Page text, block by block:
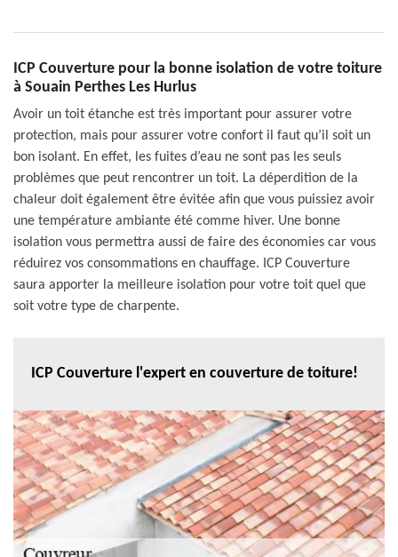
ICP Couverture pour la bonne isolation de votre toiture
à Souain Perthes Les Hurlus
Avoir un toit étanche est très important pour assurer votre
protection, mais pour assurer votre confort il faut qu’il soit un
bon isolant. En effet, les fuites d’eau ne sont pas les seuls
problèmes que peut rencontrer un toit. La déperdition de la
chaleur doit également être évitée afin que vous puissiez avoir
une température ambiante été comme hiver. Une bonne
isolation vous permettra aussi de faire des économies car vous
réduirez vos consommations en chauffage. ICP Couverture
saura apporter la meilleure isolation pour votre toit quel que
soit votre type de charpente.
ICP Couverture l'expert en couverture de toiture!